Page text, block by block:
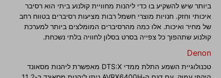
ביותר שיש להשקיע בו כדי ליהנות מחוויית קולנוע ביתי הוא רסיבר
איכותי וחזק. חנויות מוצרי חשמל רבות מציעות רסיברים בטווח רחב
של מחיר ואיכות. אלו כמה מהרסיברים המומלצים ביותר למערכת
קולנוע שתהפוך כל צפייה בסרט בסלון לחוויה בלתי נשכחת.
Denon
טכנולוגיית השמע התלת ממדי DTS:X מאפשרת ליהנות מסאונד